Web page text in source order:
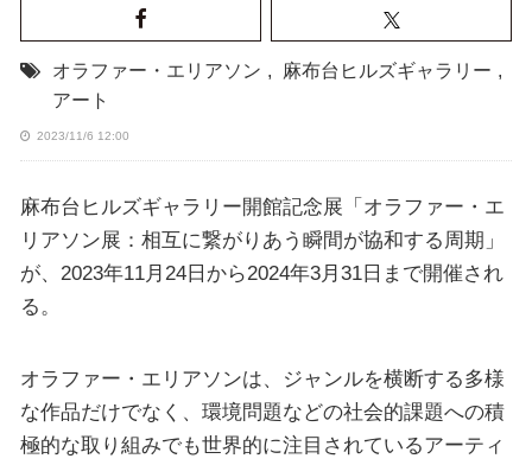
オラファー・エリアソン , 麻布台ヒルズギャラリー ,
アート
2023/11/6 12:00
麻布台ヒルズギャラリー開館記念展「オラファー・エ
リアソン展：相互に繋がりあう瞬間が協和する周期」
が、2023年11月24日から2024年3月31日まで開催され
る。
オラファー・エリアソンは、ジャンルを横断する多様
な作品だけでなく、環境問題などの社会的課題への積
極的な取り組みでも世界的に注目されているアーティ